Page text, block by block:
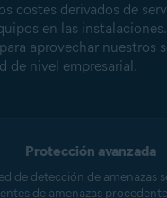
costes derivados de
en las
aprovechar nuestros
de nivel empresarial.
Protección avanzada
de detección de amenazas
de amenazas